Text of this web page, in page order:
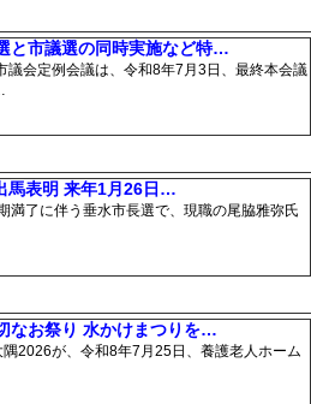
と市議選の同時実施など特…
会定例会議は、令和8年7月3日、最終本会議
馬表明 来年1月26日…
満了に伴う垂水市長選で、現職の尾脇雅弥氏
なお祭り 水かけまつりを…
2026が、令和8年7月25日、養護老人ホーム